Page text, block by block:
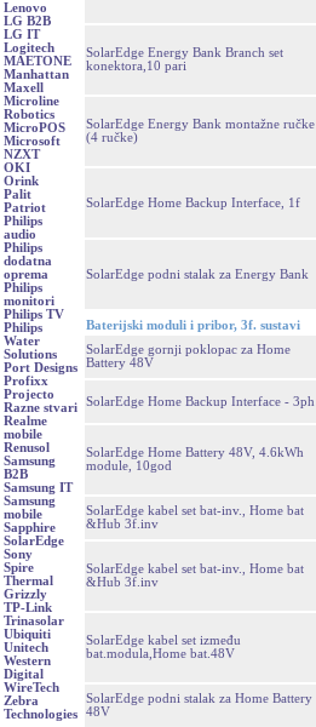
Lenovo
LG B2B
LG IT
Logitech
MAETONE
Manhattan
Maxell
Microline
Robotics
MicroPOS
Microsoft
NZXT
OKI
Orink
Palit
Patriot
Philips
audio
Philips
dodatna
oprema
Philips
monitori
Philips TV
Philips
Water
Solutions
Port Designs
Profixx
Projecto
Razne stvari
Realme
mobile
Renusol
Samsung
B2B
Samsung IT
Samsung
mobile
Sapphire
SolarEdge
Sony
Spire
Thermal
Grizzly
TP-Link
Trinasolar
Ubiquiti
Unitech
Western
Digital
WireTech
Zebra
Technologies
SolarEdge Energy Bank Branch set
konektora,10 pari
SolarEdge Energy Bank montažne ručke
(4 ručke)
SolarEdge Home Backup Interface, 1f
SolarEdge podni stalak za Energy Bank
Baterijski moduli i pribor, 3f. sustavi
SolarEdge gornji poklopac za Home
Battery 48V
SolarEdge Home Backup Interface - 3ph
SolarEdge Home Battery 48V, 4.6kWh
module, 10god
SolarEdge kabel set bat-inv., Home bat
&Hub 3f.inv
SolarEdge kabel set bat-inv., Home bat
&Hub 3f.inv
SolarEdge kabel set između
bat.modula,Home bat.48V
SolarEdge podni stalak za Home Battery
48V